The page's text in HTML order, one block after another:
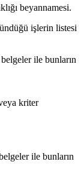
beyannamesi.
işlerin listesi
ile bunların
kriter
ile bunların